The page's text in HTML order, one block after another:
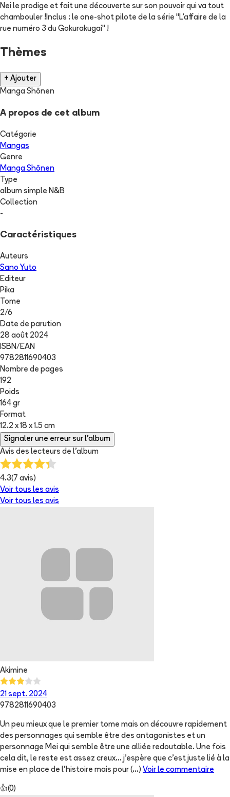
Nei le prodige et fait une découverte sur son pouvoir qui va tout
chambouler !Inclus : le one-shot pilote de la série "L’affaire de la
rue numéro 3 du Gokurakugai" !
Thèmes
+ Ajouter
Manga Shōnen
A propos de cet album
Catégorie
Mangas
Genre
Manga Shōnen
Type
album simple N&B
Collection
-
Caractéristiques
Auteurs
Sano Yuto
Editeur
Pika
Tome
2/6
Date de parution
28 août 2024
ISBN/EAN
9782811690403
Nombre de pages
192
Poids
164 gr
Format
12.2 x 18 x 1.5 cm
Signaler une erreur sur l'album
Avis des lecteurs de l'album
4.3(7 avis)
Voir tous les avis
Voir tous les avis
Akimine
21 sept. 2024
9782811690403
Un peu mieux que le premier tome mais on découvre rapidement
des personnages qui semble être des antagonistes et un
personnage Mei qui semble être une alliée redoutable. Une fois
cela dit, le reste est assez creux... j'espère que c'est juste lié à la
mise en place de l'histoire mais pour (...) Voir le commentaire
👍(0)